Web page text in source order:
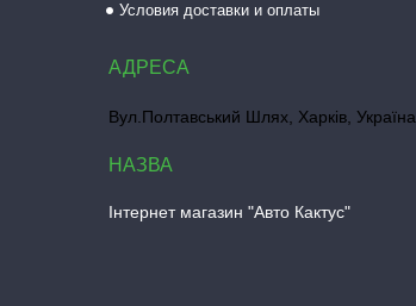
Условия доставки и оплаты
Вул.Полтавський Шлях, Харків, Україна
Інтернет магазин "Авто Кактус"